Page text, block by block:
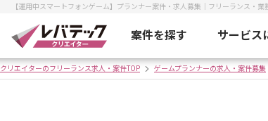
【運用中スマートフォンゲーム】プランナー案件・求人募集｜フリーランス・
案件を探す サービス
クリエイターのフリーランス求人・案件TOP ゲームプランナーの求人・案件募集